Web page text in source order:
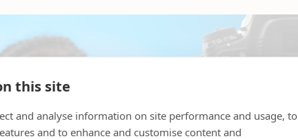
this site
and analyse information on site performance and usage, to
and to enhance and customise content and